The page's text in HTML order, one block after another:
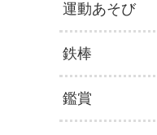
運動あそび
鉄棒
鑑賞